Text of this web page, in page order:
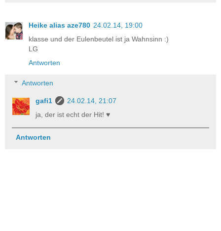
Heike alias aze780 24.02.14, 19:00
klasse und der Eulenbeutel ist ja Wahnsinn :)
LG
Antworten
Antworten
gafi1
24.02.14, 21:07
ja, der ist echt der Hit! ♥
Antworten